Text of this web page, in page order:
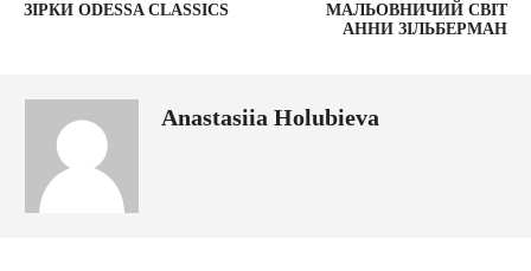
ЗІРКИ ODESSA CLASSICS
МАЛЬОВНИЧИЙ СВІТ
АННИ ЗІЛЬБЕРМАН
Anastasiia Holubieva